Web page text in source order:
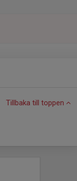
Tillbaka till toppen